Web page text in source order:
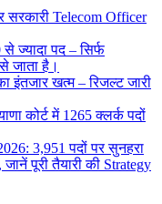
सरकारी Telecom Officer
ज्यादा पद – सिर्फ
जाता है।
इंतजार खत्म – रिजल्ट जारी
कोर्ट में 1265 क्लर्क पदों
3,951 पदों पर सुनहरा
पूरी तैयारी की Strategy